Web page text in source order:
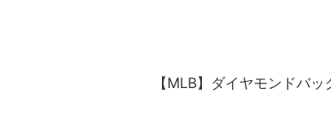
【MLB】ダイヤモンドバ